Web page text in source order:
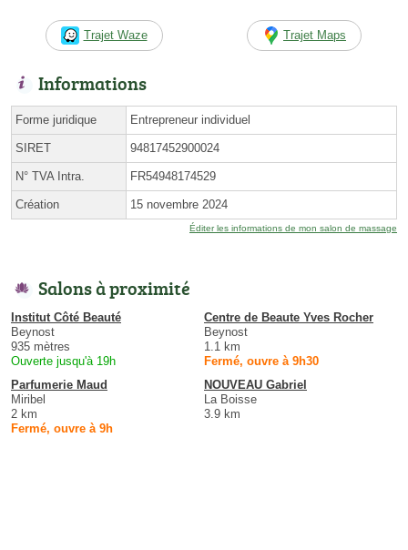
Trajet Waze Trajet Maps
Informations
Forme juridique Entrepreneur individuel
SIRET 94817452900024
N° TVA Intra. FR54948174529
Création 15 novembre 2024
Éditer les informations de mon salon de massage
Salons à proximité
Institut Côté Beauté
Beynost
935 mètres
Ouverte jusqu'à 19h
Centre de Beaute Yves Rocher
Beynost
1.1 km
Fermé, ouvre à 9h30
Parfumerie Maud
Miribel
2 km
Fermé, ouvre à 9h
NOUVEAU Gabriel
La Boisse
3.9 km